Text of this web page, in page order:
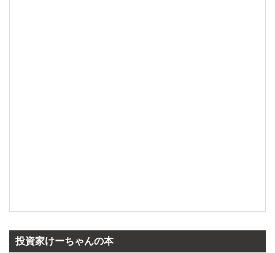
投資家けーちゃんの本